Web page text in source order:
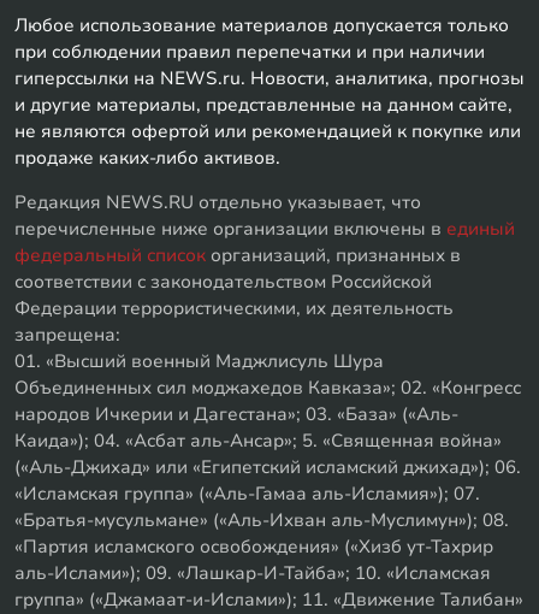
Любое использование материалов допускается только
при соблюдении правил перепечатки и при наличии
гиперссылки на NEWS.ru. Новости, аналитика, прогнозы
и другие материалы, представленные на данном сайте,
не являются офертой или рекомендацией к покупке или
продаже каких-либо активов.
Редакция NEWS.RU отдельно указывает, что
перечисленные ниже организации включены в единый
федеральный список организаций, признанных в
соответствии с законодательством Российской
Федерации террористическими, их деятельность
запрещена:
01. «Высший военный Маджлисуль Шура
Объединенных сил моджахедов Кавказа»; 02. «Конгресс
народов Ичкерии и Дагестана»; 03. «База» («Аль-
Каида»); 04. «Асбат аль-Ансар»; 5. «Священная война»
(«Аль-Джихад» или «Египетский исламский джихад»); 06.
«Исламская группа» («Аль-Гамаа аль-Исламия»); 07.
«Братья-мусульмане» («Аль-Ихван аль-Муслимун»); 08.
«Партия исламского освобождения» («Хизб ут-Тахрир
аль-Ислами»); 09. «Лашкар-И-Тайба»; 10. «Исламская
группа» («Джамаат-и-Ислами»); 11. «Движение Талибан»